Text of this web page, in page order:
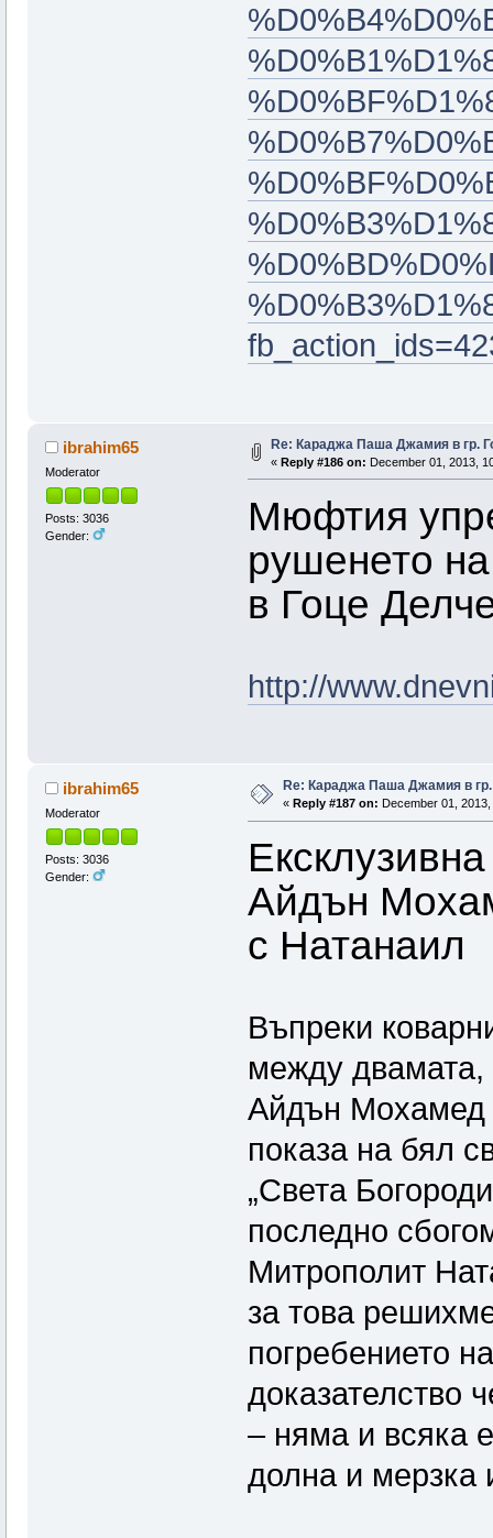
ibrahim65
Moderator
Posts: 3036
Gender:
Re: Караджа Паша Джамия в гр.
« Reply #186 on: December 01, 2013,
Мюфтия
рушенето
в Гоце
http://
ibrahim65
Moderator
Posts: 3036
Gender:
Re: Караджа Паша Джамия в
« Reply #187 on: December 01, 2013,
Айдън
с Натанаил
Въпреки
между
Айдън Мохамед
показа на бял
„Света
последно
Митрополит
за това
погребението
доказателство
– няма и всяка
долна и мерзка